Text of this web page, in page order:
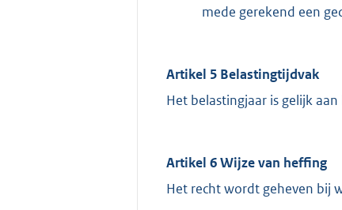
mede gerekend een
Artikel 5 Belastingtijdvak
Het belastingjaar is gelijk
Artikel 6 Wijze van heffing
Het recht wordt geheven bij